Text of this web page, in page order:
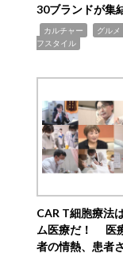
30ブランドが集
カルチャー グルメ
フスタイル
CAR T細胞療法
ム医療だ！ 医
者の情熱、患者